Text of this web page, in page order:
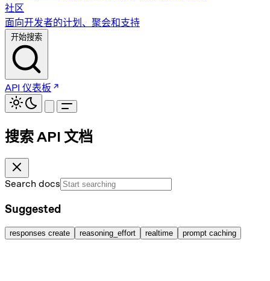
社区
面向开发者的计划、聚会和支持
开始搜索
API 仪表板
搜索 API 文档
Search docs
Suggested
responses create reasoning_effort realtime prompt caching